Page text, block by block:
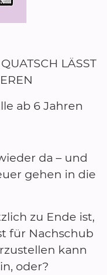
LÄSST
ab 6 Jahren
da – und
gehen in die
zu Ende ist,
für Nachschub
kann
oder?